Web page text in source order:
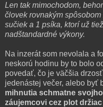
Len tak mimochodom,
človek rovnakým
sučiek a 1 psíka, ktorí už
nadštandardné výkony.
Na inzerát som nevolala a
neskorú hodinu by to bolo
povedať, čo je väčšia
jedenástej večer, alebo byť
mihnutia schmatne
záujemcovi cez plot